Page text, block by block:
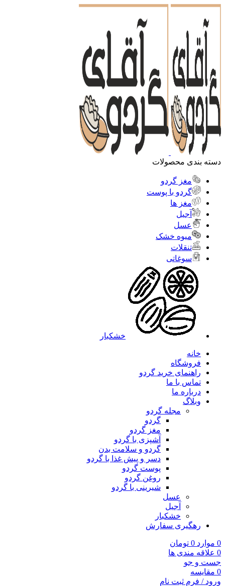
دسته بندی محصولات
مغز گردو
گردو با پوست
مغز ها
آجیل
عسل
میوه خشک
تنقلات
سوغاتی
خشکبار
خانه
فروشگاه
راهنمای خرید گردو
تماس با ما
درباره ما
وبلاگ
مجله گردو
گردو
مغز گردو
آشپزی با گردو
گردو و سلامت بدن
دسر و پیش غذا با گردو
پوست گردو
روغن گردو
شیرینی با گردو
عسل
آجیل
خشکبار
رهگیری سفارش
0 موارد 0 تومان
0 علاقه مندی ها
جست و جو
0 مقایسه
ورود / فرم ثبت نام